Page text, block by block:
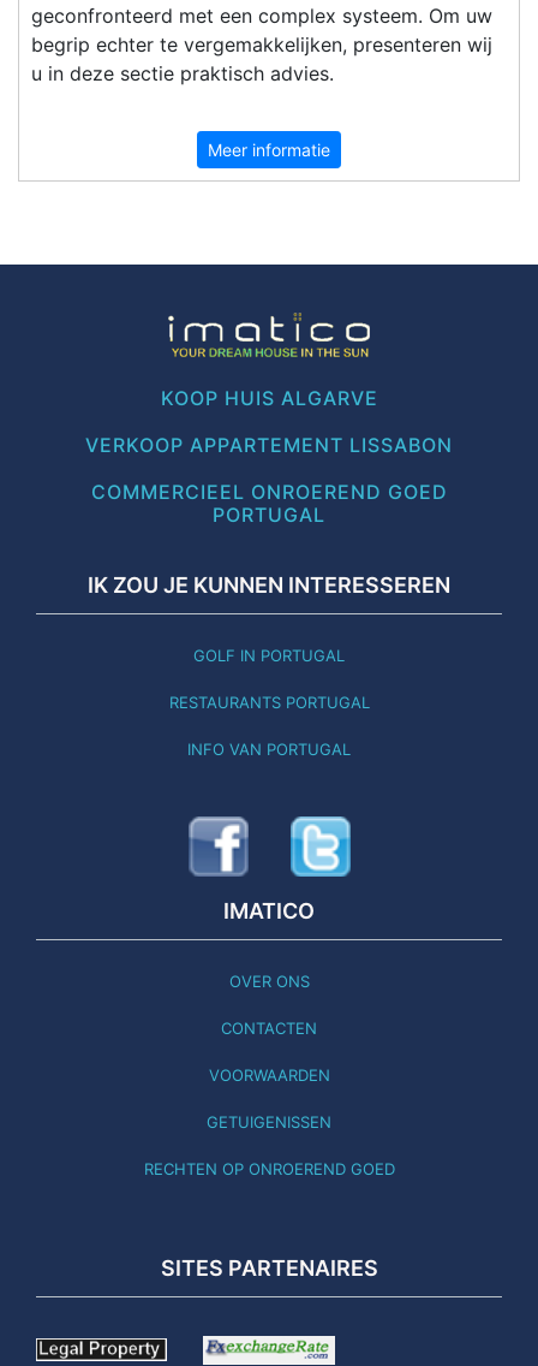
geconfronteerd met een complex systeem. Om uw
begrip echter te vergemakkelijken, presenteren wij
u in deze sectie praktisch advies.
Meer informatie
KOOP HUIS ALGARVE
VERKOOP APPARTEMENT LISSABON
COMMERCIEEL ONROEREND GOED
PORTUGAL
IK ZOU JE KUNNEN INTERESSEREN
GOLF IN PORTUGAL
RESTAURANTS PORTUGAL
INFO VAN PORTUGAL
IMATICO
OVER ONS
CONTACTEN
VOORWAARDEN
GETUIGENISSEN
RECHTEN OP ONROEREND GOED
SITES PARTENAIRES